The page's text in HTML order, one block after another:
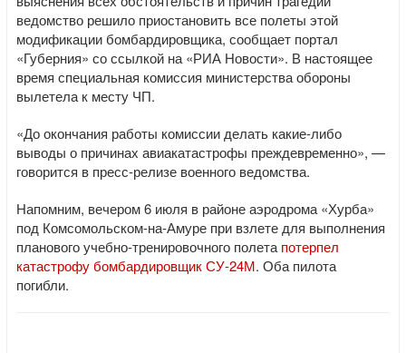
ведомство решило приостановить все полеты этой
модификации бомбардировщика, сообщает портал
«Губерния» со ссылкой на «РИА Новости». В настоящее
время специальная комиссия министерства обороны
вылетела к месту ЧП.
«До окончания работы комиссии делать какие-либо
выводы о причинах авиакатастрофы преждевременно», —
говорится в пресс-релизе военного ведомства.
Напомним, вечером 6 июля в районе аэродрома «Хурба»
под Комсомольском-на-Амуре при взлете для выполнения
планового учебно-тренировочного полета потерпел
катастрофу бомбардировщик СУ-24М. Оба пилота
погибли.